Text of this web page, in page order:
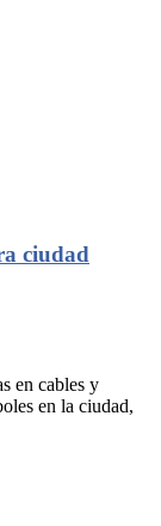
ciudad
en cables y
en la ciudad,